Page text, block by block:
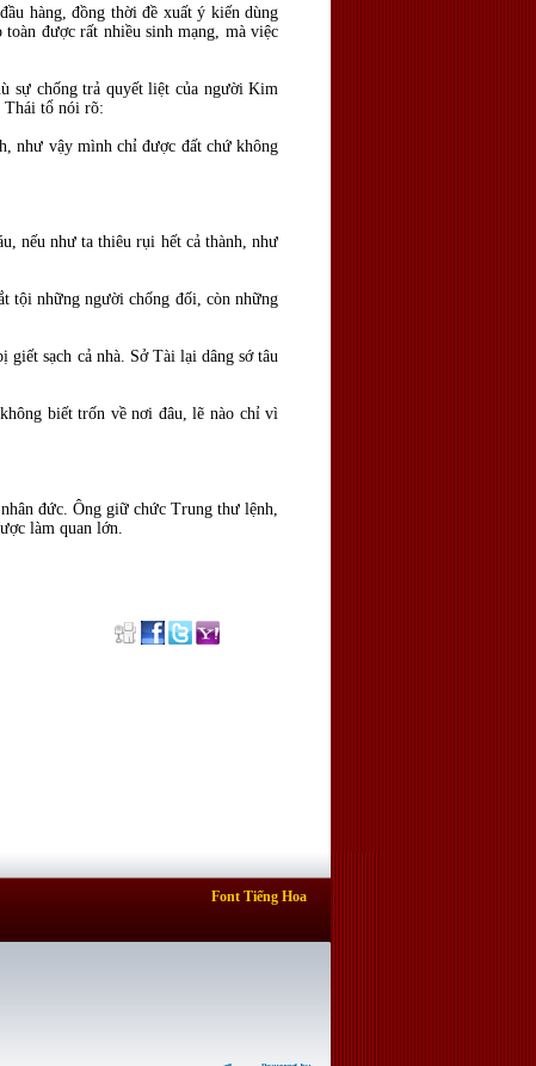
hàng, đồng thời đề xuất ý kiến dùng
được rất nhiều sinh mạng, mà việc
sự chống trả quyết liệt của người Kim
Thái tổ nói rõ:
như vậy mình chỉ được đất chứ không
nếu như ta thiêu rụi hết cả thành, như
tội những người chống đối, còn những
sạch cả nhà. Sở Tài lại dâng sớ tâu
biết trốn về nơi đâu, lẽ nào chỉ vì
đức. Ông giữ chức Trung thư lệnh,
làm quan lớn.
Font Tiếng Hoa